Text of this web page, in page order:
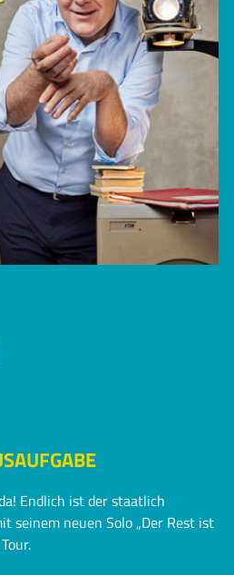
Endlich ist der staatlich
seinem neuen Solo „Der Rest ist